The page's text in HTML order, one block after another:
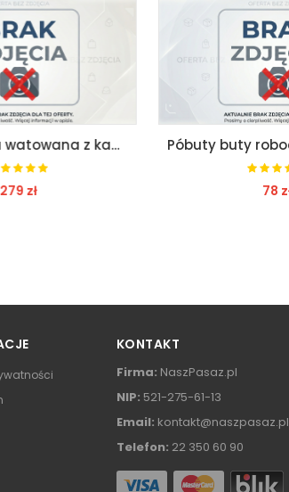
Kurtka krótka watowana z kapturem beta 7780t m
KONTAKT
Firma: NaszPasaz.pl
NIP: 521-275-61-13
Email: kontakt@naszpasaz.pl
Telefon: 22 350 60 90